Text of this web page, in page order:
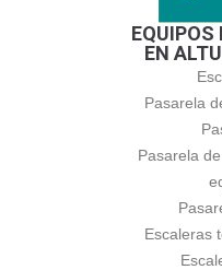
EQUIPOS
EN
Pasarela
Pasarela
Escaleras